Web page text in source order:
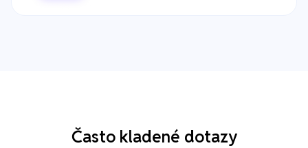
Často kladené dotazy